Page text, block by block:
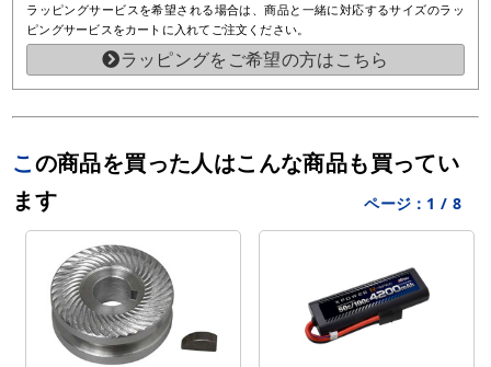
ラッピングサービスを希望される場合は、商品と一緒に対応するサイズのラッ
ピングサービスをカートに入れてご注文ください。
ラッピングをご希望の方はこちら
この商品を買った人はこんな商品も買ってい
ます
ページ： 1 / 8